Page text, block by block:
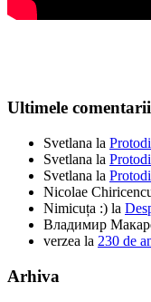
Ultimele comentarii
Svetlana la
Svetlana la
Svetlana la
Nicolae
Nimicuța :) la
Владимир
verzea la 230 de
Arhiva